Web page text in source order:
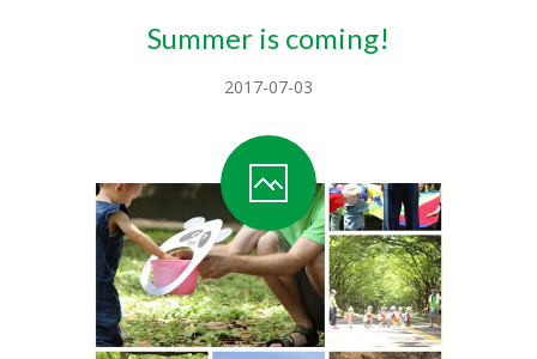
-- リンク・紹介記事
-- 会員専用ページ
コースの紹介
-- プリスクール
Summer is coming!
2017-07-03